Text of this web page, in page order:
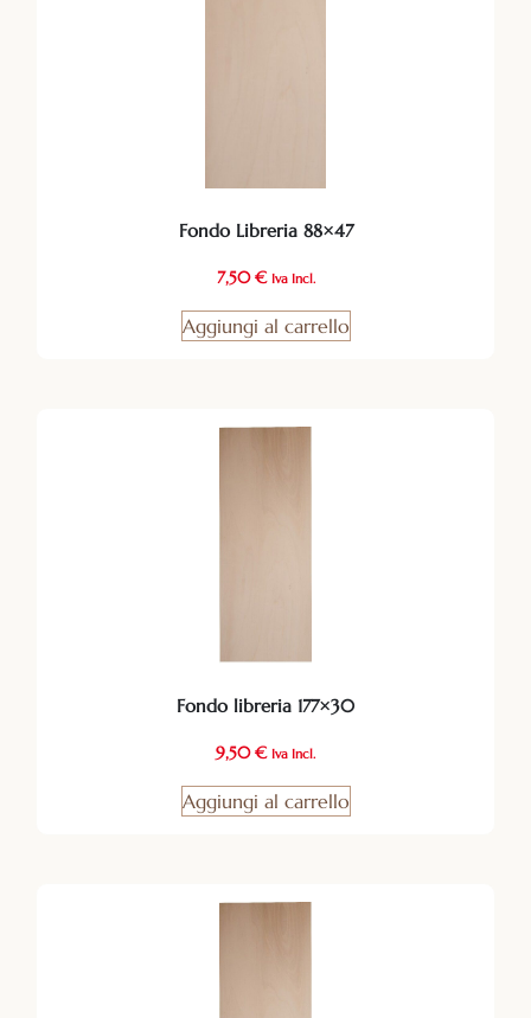
Fondo Libreria 88×47
7,50€ Iva Incl.
Aggiungi al carrello
Fondo libreria 177×30
9,50€ Iva Incl.
Aggiungi al carrello